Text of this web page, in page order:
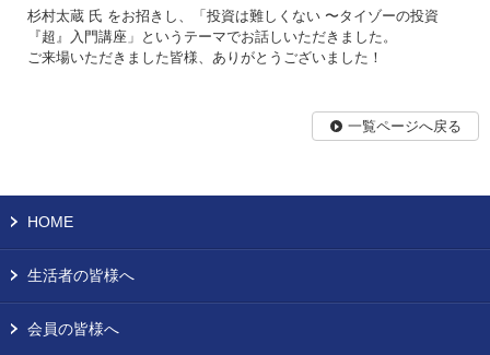
杉村太蔵 氏 をお招きし、「投資は難しくない 〜タイゾーの投資
『超』入門講座」というテーマでお話しいただきました。
ご来場いただきました皆様、ありがとうございました！
一覧ページへ戻る
HOME
生活者の皆様へ
会員の皆様へ